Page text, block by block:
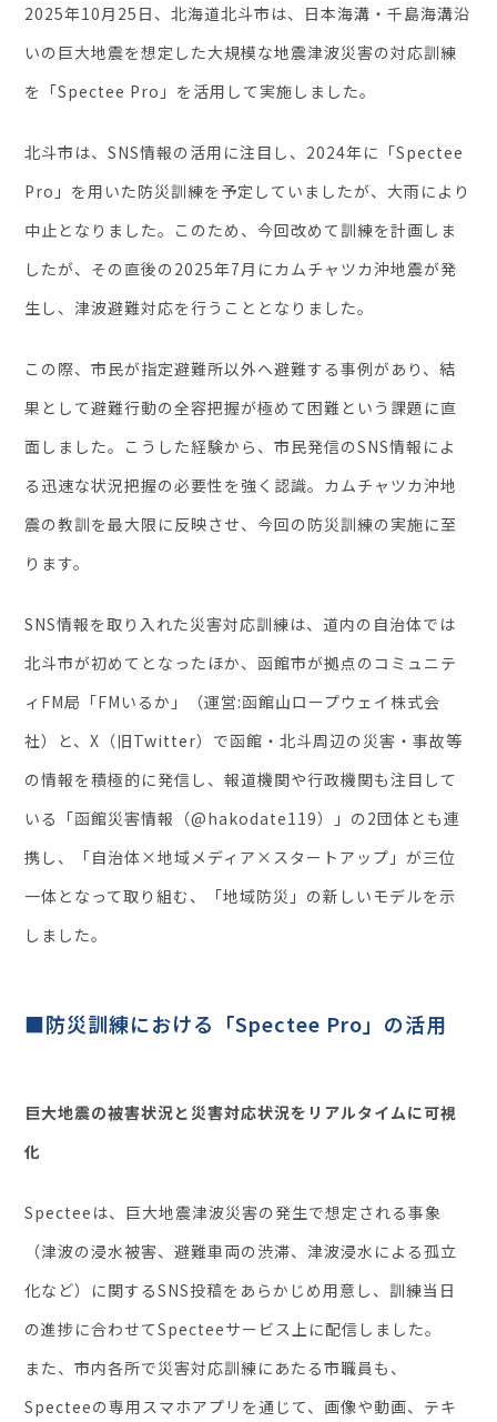
2025年10月25日、北海道北斗市は、日本海溝・千島海溝沿
いの巨大地震を想定した大規模な地震津波災害の対応訓練
を「Spectee Pro」を活用して実施しました。
北斗市は、SNS情報の活用に注目し、2024年に「Spectee
Pro」を用いた防災訓練を予定していましたが、大雨により
中止となりました。このため、今回改めて訓練を計画しま
したが、その直後の2025年7月にカムチャツカ沖地震が発
生し、津波避難対応を行うこととなりました。
この際、市民が指定避難所以外へ避難する事例があり、結
果として避難行動の全容把握が極めて困難という課題に直
面しました。こうした経験から、市民発信のSNS情報によ
る迅速な状況把握の必要性を強く認識。カムチャツカ沖地
震の教訓を最大限に反映させ、今回の防災訓練の実施に至
ります。
SNS情報を取り入れた災害対応訓練は、道内の自治体では
北斗市が初めてとなったほか、函館市が拠点のコミュニテ
ィFM局「FMいるか」（運営:函館山ロープウェイ株式会
社）と、X（旧Twitter）で函館・北斗周辺の災害・事故等
の情報を積極的に発信し、報道機関や行政機関も注目して
いる「函館災害情報（@hakodate119）」の2団体とも連
携し、「自治体×地域メディア×スタートアップ」が三位
一体となって取り組む、「地域防災」の新しいモデルを示
しました。
■防災訓練における「Spectee Pro」の活用
巨大地震の被害状況と災害対応状況をリアルタイムに可視
化
Specteeは、巨大地震津波災害の発生で想定される事象
（津波の浸水被害、避難車両の渋滞、津波浸水による孤立
化など）に関するSNS投稿をあらかじめ用意し、訓練当日
の進捗に合わせてSpecteeサービス上に配信しました。
また、市内各所で災害対応訓練にあたる市職員も、
Specteeの専用スマホアプリを通じて、画像や動画、テキ